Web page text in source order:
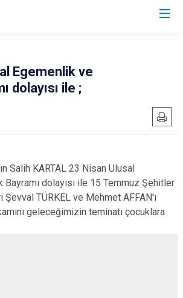
Egemenlik ve
dolayısı ile ;
Salih KARTAL 23 Nisan Ulusal
Bayramı dolayısı ile 15 Temmuz Şehitler
TÜRKEL ve Mehmet AFFAN'ı
geleceğimizin teminatı çocuklara